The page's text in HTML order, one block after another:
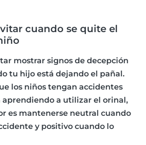
cuando se quite el
mostrar signos de decepción
tu hijo está dejando el pañal.
los niños tengan accidentes
aprendiendo a utilizar el orinal,
es mantenerse neutral cuando
y positivo cuando lo